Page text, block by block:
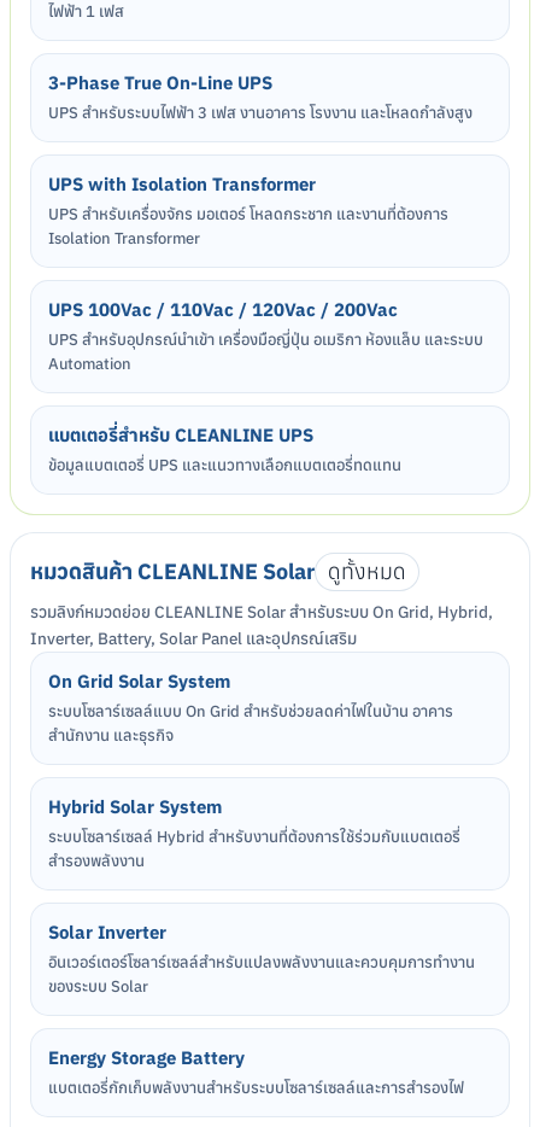
ไฟฟ้า 1 เฟส
3-Phase True On-Line UPS
UPS สำหรับระบบไฟฟ้า 3 เฟส งานอาคาร โรงงาน และโหลดกำลังสูง
UPS with Isolation Transformer
UPS สำหรับเครื่องจักร มอเตอร์ โหลดกระชาก และงานที่ต้องการ
Isolation Transformer
UPS 100Vac / 110Vac / 120Vac / 200Vac
UPS สำหรับอุปกรณ์นำเข้า เครื่องมือญี่ปุ่น อเมริกา ห้องแล็บ และระบบ
Automation
แบตเตอรี่สำหรับ CLEANLINE UPS
ข้อมูลแบตเตอรี่ UPS และแนวทางเลือกแบตเตอรี่ทดแทน
หมวดสินค้า CLEANLINE Solar ดูทั้งหมด
รวมลิงก์หมวดย่อย CLEANLINE Solar สำหรับระบบ On Grid, Hybrid,
Inverter, Battery, Solar Panel และอุปกรณ์เสริม
On Grid Solar System
ระบบโซลาร์เซลล์แบบ On Grid สำหรับช่วยลดค่าไฟในบ้าน อาคาร
สำนักงาน และธุรกิจ
Hybrid Solar System
ระบบโซลาร์เซลล์ Hybrid สำหรับงานที่ต้องการใช้ร่วมกับแบตเตอรี่
สำรองพลังงาน
Solar Inverter
อินเวอร์เตอร์โซลาร์เซลล์สำหรับแปลงพลังงานและควบคุมการทำงาน
ของระบบ Solar
Energy Storage Battery
แบตเตอรี่กักเก็บพลังงานสำหรับระบบโซลาร์เซลล์และการสำรองไฟ